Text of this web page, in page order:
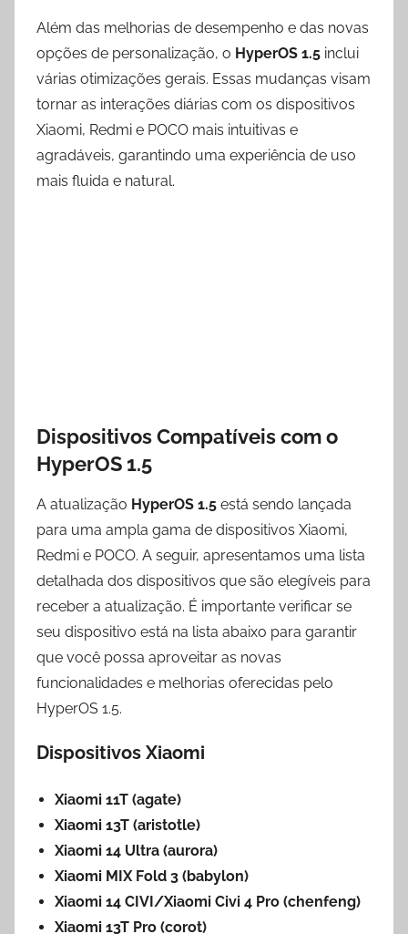
Além das melhorias de desempenho e das novas
opções de personalização, o HyperOS 1.5 inclui
várias otimizações gerais. Essas mudanças visam
tornar as interações diárias com os dispositivos
Xiaomi, Redmi e POCO mais intuitivas e
agradáveis, garantindo uma experiência de uso
mais fluida e natural.
Dispositivos Compatíveis com o
HyperOS 1.5
A atualização HyperOS 1.5 está sendo lançada
para uma ampla gama de dispositivos Xiaomi,
Redmi e POCO. A seguir, apresentamos uma lista
detalhada dos dispositivos que são elegíveis para
receber a atualização. É importante verificar se
seu dispositivo está na lista abaixo para garantir
que você possa aproveitar as novas
funcionalidades e melhorias oferecidas pelo
HyperOS 1.5.
Dispositivos Xiaomi
Xiaomi 11T (agate)
Xiaomi 13T (aristotle)
Xiaomi 14 Ultra (aurora)
Xiaomi MIX Fold 3 (babylon)
Xiaomi 14 CIVI/Xiaomi Civi 4 Pro (chenfeng)
Xiaomi 13T Pro (corot)